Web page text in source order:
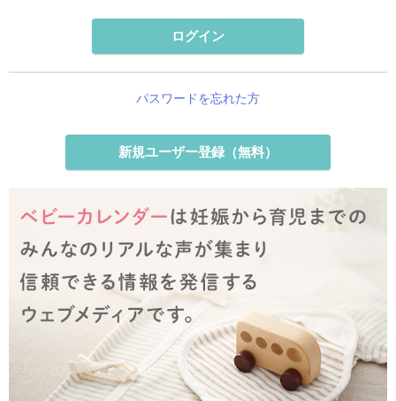
ログイン
パスワードを忘れた方
新規ユーザー登録（無料）